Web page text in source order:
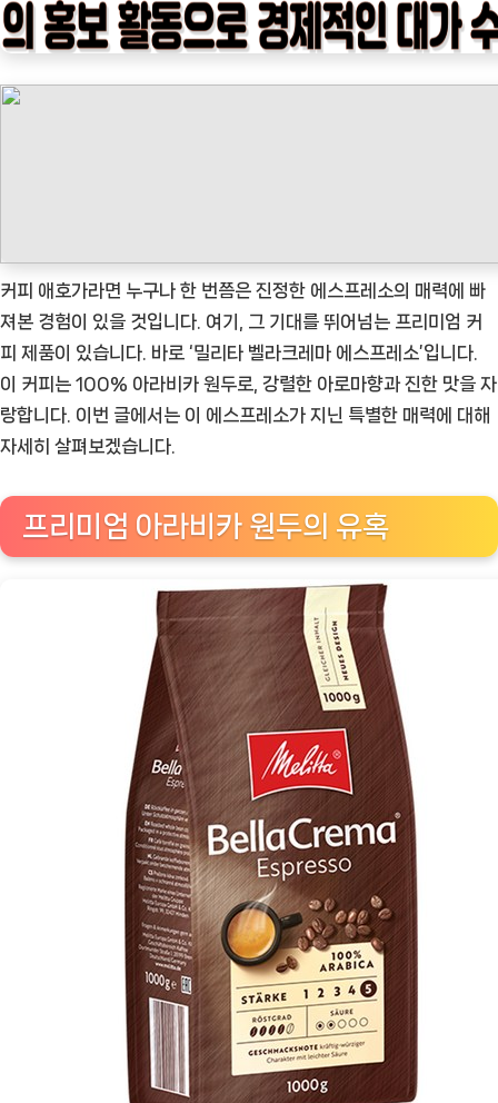
인
라
크
레
마
에
레
진
을
경
험
상
커피 애호가라면 누구나 한 번쯤은 진정한 에스프레소의 매력에 빠
져본 경험이 있을 것입니다. 여기, 그 기대를 뛰어넘는 프리미엄 커
피 제품이 있습니다. 바로 ‘밀리타 벨라크레마 에스프레소’입니다.
이 커피는 100% 아라비카 원두로, 강렬한 아로마향과 진한 맛을 자
랑합니다. 이번 글에서는 이 에스프레소가 지닌 특별한 매력에 대해
자세히 살펴보겠습니다.
프리미엄 아라비카 원두의 유혹